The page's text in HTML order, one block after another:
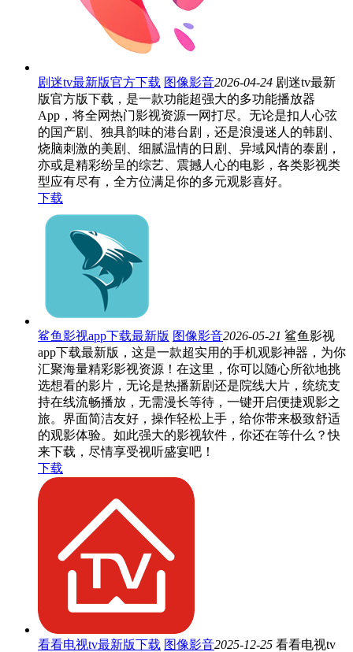
剧迷tv最新版官方下载 图像影音2026-04-24 剧迷tv最新
版官方版下载，是一款功能超强大的多功能播放器
App，将全网热门影视资源一网打尽。无论是扣人心弦
的国产剧、独具韵味的港台剧，还是浪漫迷人的韩剧、
烧脑刺激的美剧、细腻温情的日剧、异域风情的泰剧，
亦或是精彩纷呈的综艺、震撼人心的电影，各类影视类
型应有尽有，全方位满足你的多元观影喜好。
下载
鲨鱼影视app下载最新版 图像影音2026-05-21 鲨鱼影视
app下载最新版，这是一款超实用的手机观影神器，为你
汇聚海量精彩影视资源！在这里，你可以随心所欲地挑
选想看的影片，无论是热播新剧还是院线大片，统统支
持在线流畅播放，无需漫长等待，一键开启便捷观影之
旅。界面简洁友好，操作轻松上手，给你带来极致舒适
的观影体验。如此强大的影视软件，你还在等什么？快
来下载，尽情享受视听盛宴吧！
下载
看看电视tv最新版下载 图像影音2025-12-25 看看电视tv